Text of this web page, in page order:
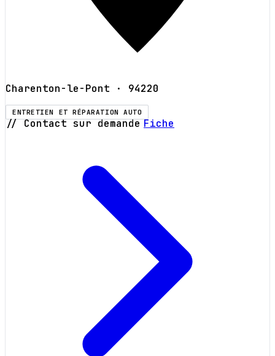
Charenton-le-Pont · 94220
ENTRETIEN ET RÉPARATION AUTO
// Contact sur demande Fiche